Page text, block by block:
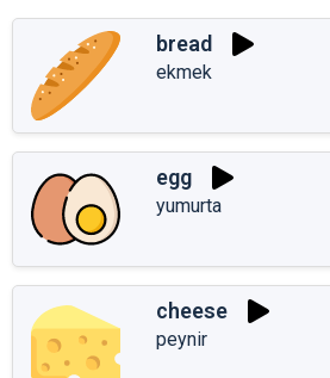
bread
ekmek
egg
yumurta
cheese
peynir